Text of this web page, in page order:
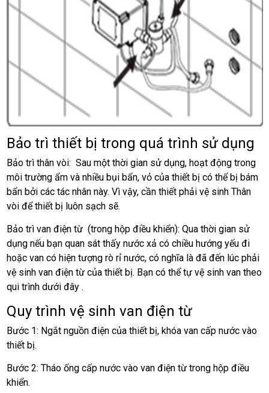
Bảo trì thiết bị trong quá trình sử dụng
Bảo trì thân vòi: Sau một thời gian sử dụng, hoạt động trong
môi trường ẩm và nhiều bụi bẩn, vỏ của thiết bị có thể bị bám
bẩn bởi các tác nhân này. Vì vậy, cần thiết phải vệ sinh Thân
vòi để thiết bị luôn sạch sẽ.
Bảo trì van điện từ (trong hộp điều khiển): Qua thời gian sử
dụng nếu bạn quan sát thấy nước xả có chiều hướng yếu đi
hoặc van có hiện tượng rò rỉ nước, có nghĩa là đã đến lúc phải
vệ sinh van điện từ của thiết bị. Bạn có thể tự vệ sinh van theo
qui trình dưới đây .
Quy trình vệ sinh van điện từ
Bước 1: Ngắt nguồn điện của thiết bị, khóa van cấp nước vào
thiết bị.
Bước 2: Tháo ống cấp nước vào van điện từ trong hộp điều
khiển.